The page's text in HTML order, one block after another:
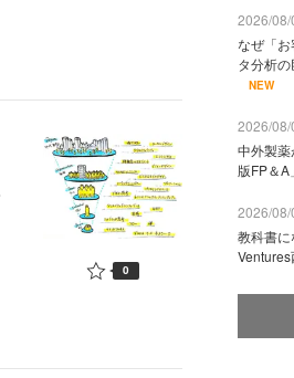
0
2026/
なぜ「
タ分析
NEW
2026/
中外製
版FP＆
2026/
教科書に